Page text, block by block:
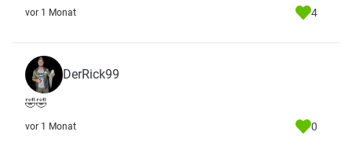
vor 1 Monat 4
DerRick99
🤣🤣
vor 1 Monat 0